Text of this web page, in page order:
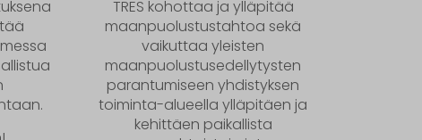
TRES kohottaa ja ylläpitää
maanpuolustustahtoa sekä
vaikuttaa yleisten
maanpuolustusedellytysten
parantumiseen yhdistyksen
toiminta-alueella ylläpitäen ja
kehittäen paikallista